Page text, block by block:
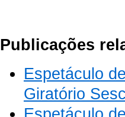
Publicações
Espetáculo
Giratório Sesc